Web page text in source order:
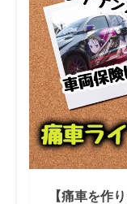
【痛車を作